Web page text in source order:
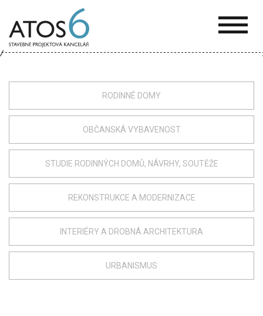
6
RODINNÉ DOMY
OBČANSKÁ VYBAVENOST
STUDIE RODINNÝCH DOMŮ, NÁVRHY, SOUTĚŽE
REKONSTRUKCE A MODERNIZACE
INTERIÉRY A DROBNÁ ARCHITEKTURA
URBANISMUS